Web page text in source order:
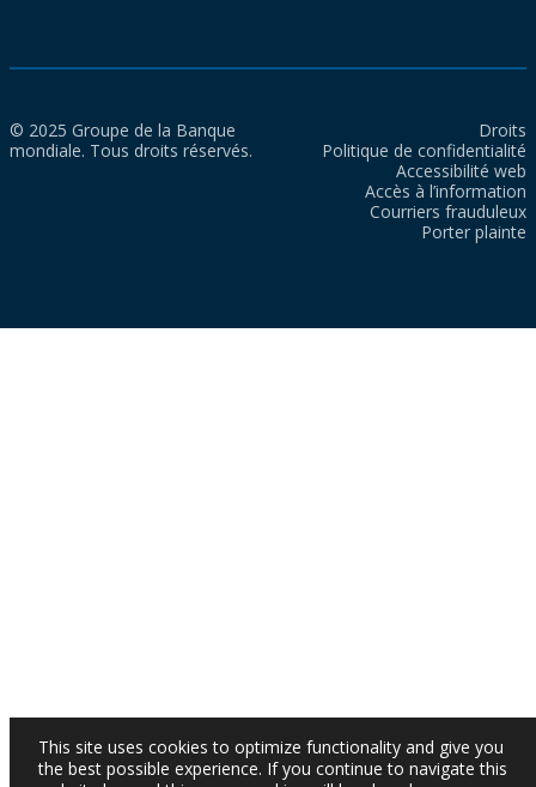
© 2025 Groupe de la Banque
mondiale. Tous droits réservés.
Droits
Politique de confidentialité
Accessibilité web
Accès à l’information
Courriers frauduleux
Porter plainte
This site uses cookies to optimize functionality and give you
the best possible experience. If you continue to navigate this